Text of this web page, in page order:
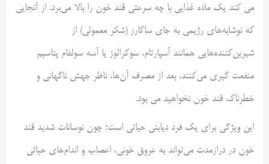
می کند یک ماده غذایی با چه سرعتی قند خون را بالا می‌برد. از آنجایی
که نوشابه‌های رژیمی به جای ساکارز (شکر معمولی) از
شیرین‌کننده‌هایی همانند آسپارتام، سوکرالوز یا آسه سولفام پتاسیم
منفعت گیری می‌کنند، بعد از مصرف آن‌ها، ناظر جهش ناگهانی و
خطرناک قند خون نخواهید می بود.
این ویژگی برای یک فرد دیابتی حیاتی است؛ چون نوسانات شدید قند
خون در درازمدت می‌تواند به عروق خونی، اعصاب و اندام‌های حیاتی